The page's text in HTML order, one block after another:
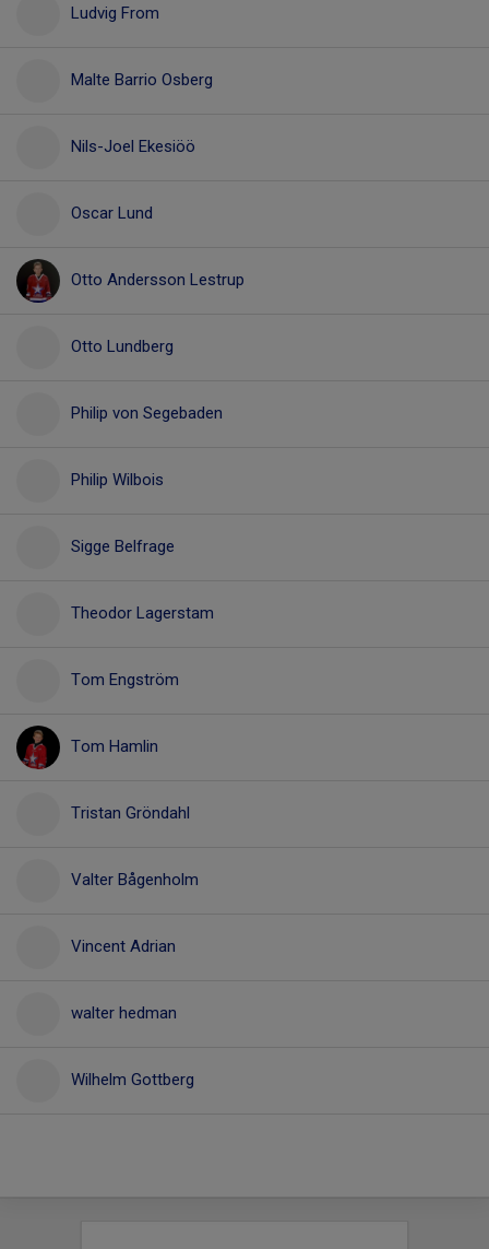
Ludvig From
Malte Barrio Osberg
Nils-Joel Ekesiöö
Oscar Lund
Otto Andersson Lestrup
Otto Lundberg
Philip von Segebaden
Philip Wilbois
Sigge Belfrage
Theodor Lagerstam
Tom Engström
Tom Hamlin
Tristan Gröndahl
Valter Bågenholm
Vincent Adrian
walter hedman
Wilhelm Gottberg